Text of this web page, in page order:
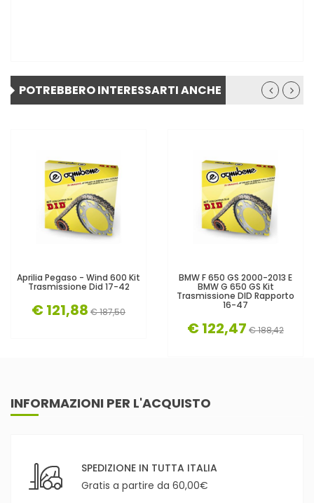
POTREBBERO INTERESSARTI ANCHE
Aprilia Pegaso - Wind 600 Kit
Trasmissione Did 17-42
€ 121,88 € 187,50
BMW F 650 GS 2000-2013 E
BMW G 650 GS Kit
Trasmissione DID Rapporto
16-47
€ 122,47 € 188,42
INFORMAZIONI PER L'ACQUISTO
SPEDIZIONE IN TUTTA ITALIA
Gratis a partire da 60,00€